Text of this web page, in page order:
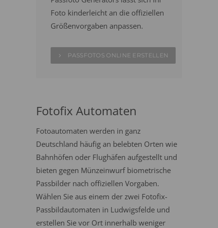
Foto kinderleicht an die offiziellen
Größenvorgaben anpassen.
PASSFOTOS ONLINE ERSTELLEN
Fotofix Automaten
Fotoautomaten werden in ganz
Deutschland häufig an belebten Orten wie
Bahnhöfen oder Flughäfen aufgestellt und
bieten gegen Münzeinwurf biometrische
Passbilder nach offiziellen Vorgaben.
Wählen Sie aus einem der zwei Fotofix-
Passbildautomaten in Ludwigsfelde und
erstellen Sie vor Ort innerhalb weniger